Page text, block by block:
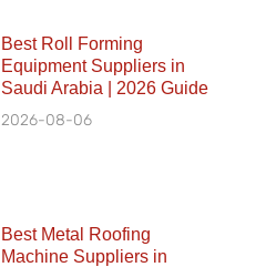
Best Roll Forming
Equipment Suppliers in
Saudi Arabia | 2026 Guide
2026-08-06
Best Metal Roofing
Machine Suppliers in